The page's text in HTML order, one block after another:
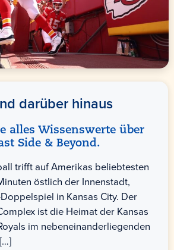
darüber hinaus
alles Wissenswerte über
Side & Beyond.
trifft auf Amerikas beliebtesten
östlich der Innenstadt,
in Kansas City. Der
ist die Heimat der Kansas
im nebeneinanderliegenden